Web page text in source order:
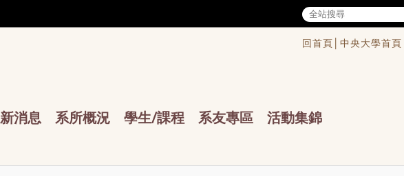
回首頁│ 中央大學首頁│
消息 系所概況 學生/課程 系友專區 活動集錦